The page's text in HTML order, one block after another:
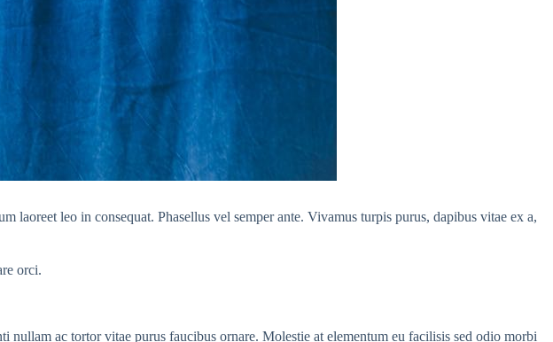
laoreet leo in consequat. Phasellus vel semper ante. Vivamus turpis purus, dapibus vitae ex a,
orci.
ac tortor vitae purus faucibus ornare. Molestie at elementum eu facilisis sed odio morbi